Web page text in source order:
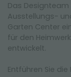
Das
Ausstellungs-
Garten Center
für den
entwickelt.
Entführen Sie